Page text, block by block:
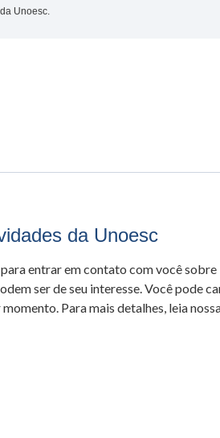
Unoesc.
da Unoesc
entrar em contato com você
ser de seu interesse. Você pode
Para mais detalhes, leia